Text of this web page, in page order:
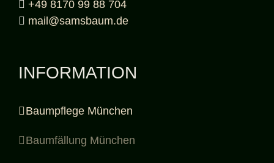
+49 8170 99 88 704
mail@samsbaum.de
INFORMATION
Baumpflege München
Baumfällung München